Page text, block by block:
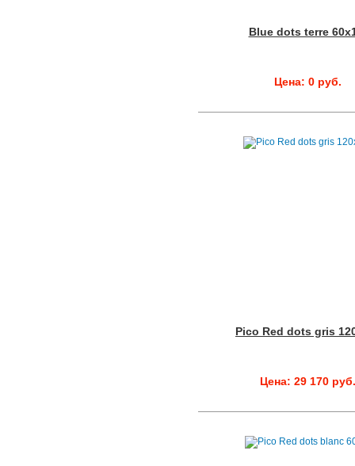
Blue dots terre
Цена: 0 руб.
Pico Red dots gris
Цена: 29 170 руб.